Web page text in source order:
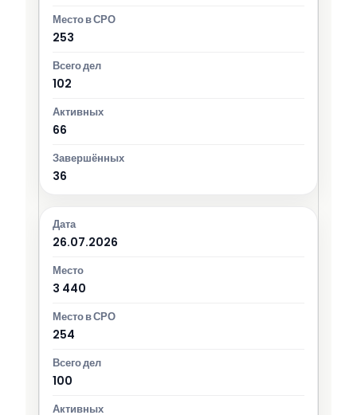
253
102
66
36
26.07.2026
3 440
254
100